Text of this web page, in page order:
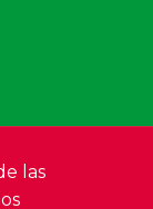
las